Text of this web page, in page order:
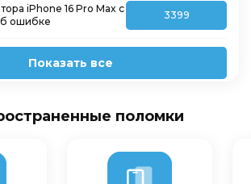
iPhone 16 Pro Max с
ошибке
3399
Показать все
поломки